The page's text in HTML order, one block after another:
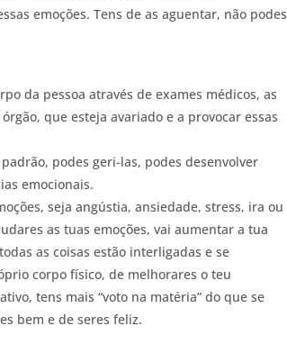
emoções. Tens de as aguentar, não podes
da pessoa através de exames médicos, as
que esteja avariado e a provocar essas
podes geri-las, podes desenvolver
emocionais.
seja angústia, ansiedade, stress, ira ou
as tuas emoções, vai aumentar a tua
as coisas estão interligadas e se
corpo físico, de melhorares o teu
tens mais “voto na matéria” do que se
bem e de seres feliz.